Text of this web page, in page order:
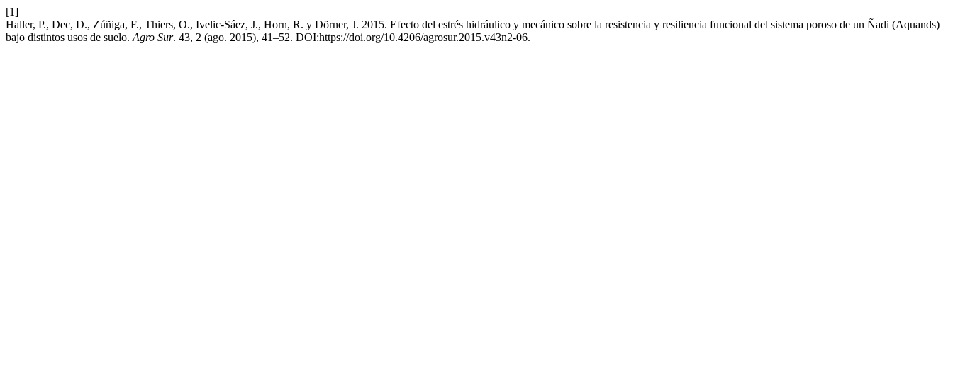
[1]
Haller, P., Dec, D., Zúñiga, F., Thiers, O., Ivelic-Sáez, J., Horn, R. y Dörner, J. 2015. Efecto del estrés hidráulico y mecánico sobre la resistencia y resiliencia funcional del sistema poroso de un Ñadi (Aquands)
bajo distintos usos de suelo. Agro Sur. 43, 2 (ago. 2015), 41–52. DOI:https://doi.org/10.4206/agrosur.2015.v43n2-06.